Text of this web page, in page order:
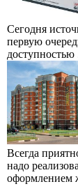
Сегодня
первую
доступностью
Всегда
надо
оформлением